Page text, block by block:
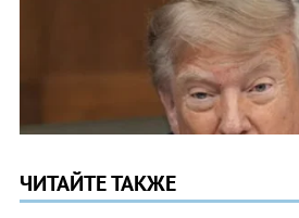
ЧИТАЙТЕ ТАКЖЕ